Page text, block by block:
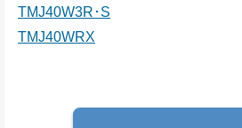
TMJ40W3R･S
TMJ40WRX